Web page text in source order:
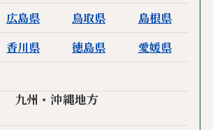
広島県 鳥取県
島根県
香川県 徳島県
愛媛県
九州・沖縄地方